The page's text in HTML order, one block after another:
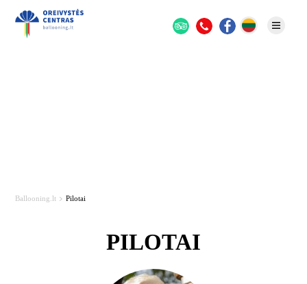
Ballooning.lt Pilotai
PILOTAI